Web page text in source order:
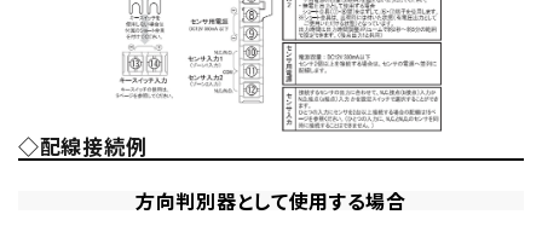
◇配線接続例
方向判別器として使用する場合